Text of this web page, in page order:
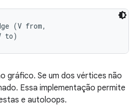
(V from,
to)
gráfico. Se um dos vértices não
Essa implementação permite
e autoloops.